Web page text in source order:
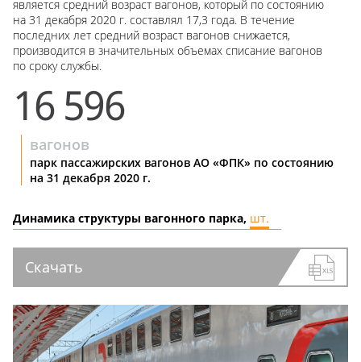
является средний возраст вагонов, который по состоянию
на 31 декабря 2020 г. составлял 17,3 года. В течение
последних лет средний возраст вагонов снижается,
производится в значительных объемах списание вагонов
по сроку службы.
16 596
вагонов
парк пассажирских вагонов АО «ФПК» по состоянию
на 31 декабря 2020 г.
Динамика структуры вагонного парка, шт.
Скачать